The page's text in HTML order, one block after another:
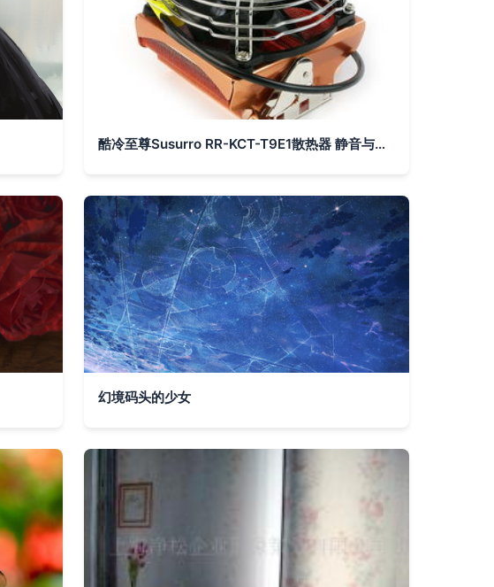
酷冷至尊Susurro RR-KCT-T9E1散热器 静音与性能的均衡之选
幻境码头的少女